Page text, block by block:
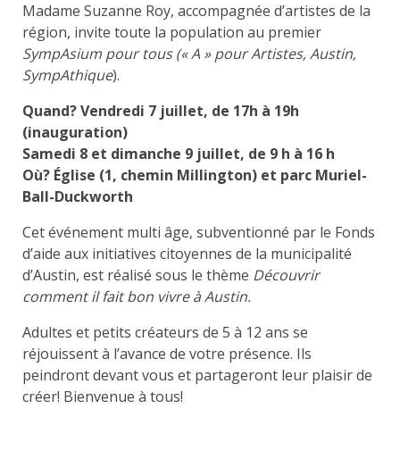
Madame Suzanne Roy, accompagnée d’artistes de la
région, invite toute la population au premier
SympAsium pour tous (« A » pour Artistes, Austin,
SympAthique).
Quand? Vendredi 7 juillet, de 17h à 19h
(inauguration)
Samedi 8 et dimanche 9 juillet, de 9 h à 16 h
Où? Église (1, chemin Millington) et parc Muriel-
Ball-Duckworth
Cet événement multi âge, subventionné par le Fonds
d’aide aux initiatives citoyennes de la municipalité
d’Austin, est réalisé sous le thème Découvrir
comment il fait bon vivre à Austin.
Adultes et petits créateurs de 5 à 12 ans se
réjouissent à l’avance de votre présence. Ils
peindront devant vous et partageront leur plaisir de
créer! Bienvenue à tous!